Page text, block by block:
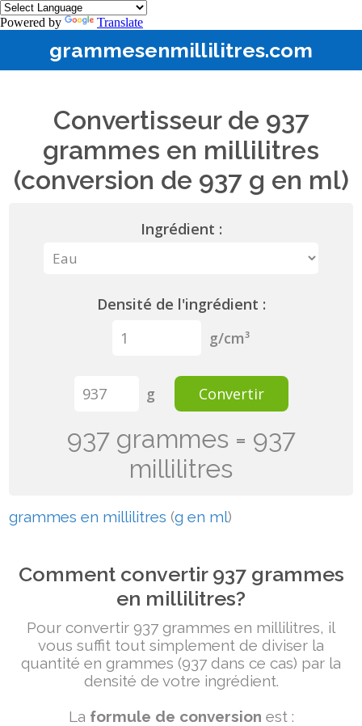
Powered by Translate
grammesenmillilitres.com
Convertisseur de 937
grammes en millilitres
(conversion de 937 g en ml)
Ingrédient :
Densité de l'ingrédient :
g/cm³
g Convertir
937 grammes = 937
millilitres
grammes en millilitres (g en ml)
Comment convertir 937 grammes
en millilitres?
Pour convertir 937 grammes en millilitres, il
vous suffit tout simplement de diviser la
quantité en grammes (937 dans ce cas) par la
densité de votre ingrédient.
La formule de conversion est :